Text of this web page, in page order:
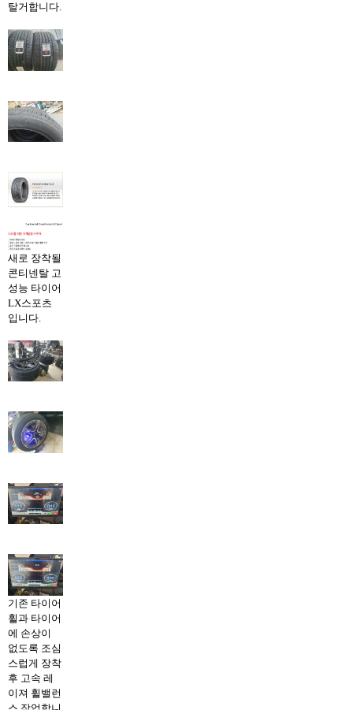
탈거합니다.
새로 장착될
콘티넨탈 고
성능 타이어
LX스포츠
입니다.
기존 타이어
휠과 타이어
에 손상이
없도록 조심
스럽게 장착
후 고속 레
이져 휠밸런